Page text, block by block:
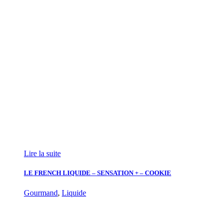
Lire la suite
LE FRENCH LIQUIDE – SENSATION + – COOKIE
Gourmand, Liquide